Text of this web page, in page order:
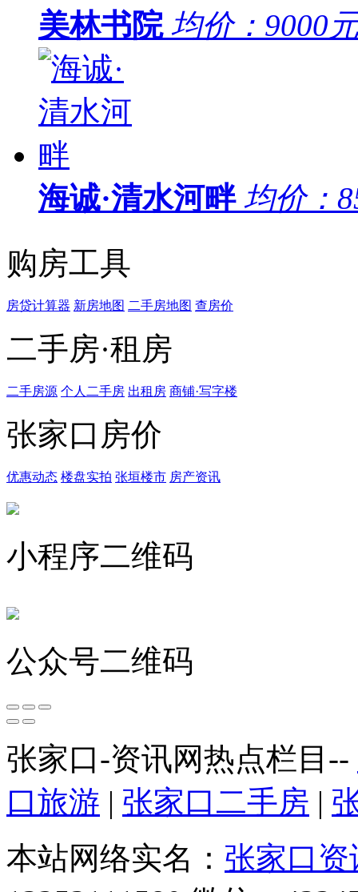
美林书院 均价： 9000
海诚·清水河畔 均价：
购房工具
房贷计算器 新房地图 二手房地图 查房价
二手房·租房
二手房源 个人二手房 出租房 商铺·写字楼
张家口房价
优惠动态 楼盘实拍 张垣楼市 房产资讯
小程序二维码
公众号二维码
张家口-资讯网热点栏目--
口旅游 | 张家口二手房 |
本站网络实名： 张家口资